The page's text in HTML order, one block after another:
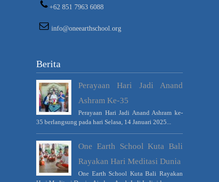
+62 851 7963 6088
info@oneearthschool.org
Berita
Perayaan Hari Jadi Anand
Ashram Ke-35
Perayaan Hari Jadi Anand Ashram ke-
35 berlangsung pada hari Selasa, 14 Januari 2025...
One Earth School Kuta Bali
Rayakan Hari Meditasi Dunia
One Earth School Kuta Bali Rayakan